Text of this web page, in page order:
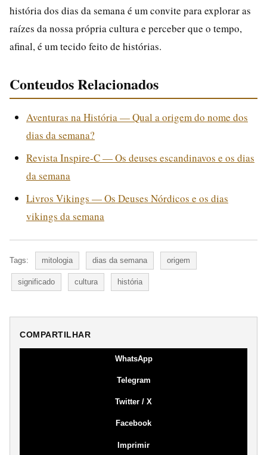
história dos dias da semana é um convite para explorar as
raízes da nossa própria cultura e perceber que o tempo,
afinal, é um tecido feito de histórias.
Conteudos Relacionados
Aventuras na História — Qual a origem do nome dos
dias da semana?
Revista Inspire-C — Os deuses escandinavos e os dias
da semana
Livros Vikings — Os Deuses Nórdicos e os dias
vikings da semana
Tags: mitologia dias da semana origem
significado cultura história
COMPARTILHAR
WhatsApp
Telegram
Twitter / X
Facebook
Imprimir